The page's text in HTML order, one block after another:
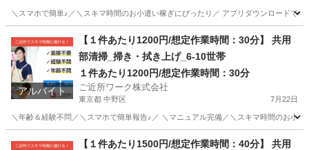
＼スマホで簡単♪／＼スキマ時間のお小遣い稼ぎにぴったり／ アプリダウンロードで
和歌山市 その他
アルバイト
【１件あたり1200円/想定作業時間：30分】 共用
部清掃_掃き・拭き上げ_6-10世帯
１件あたり1200円/想定作業時間：30分
ご近所ワーク株式会社
東京都 中野区 7月22日
＼年齢＆経験不問／＼スマホで簡単報告♪／ ＼マニュアル完備／＼スキマ時間のお小
その他 1件
【１件あたり1500円/想定作業時間：40分】 共用